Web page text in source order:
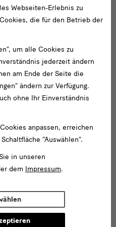
dass sie zuvor am 28. April
C.G. Boerner in
Einlieferername zu
201 des Kunstantiquariats C.
Webseiten-Erlebnis zu
die für den Betrieb der
um alle Cookies zu
jederzeit ändern
am Ende der Seite die
ändern zur Verfügung.
ohne Ihr Einverständnis
anpassen, erreichen
"Auswählen".
in unseren
dem Impressum.